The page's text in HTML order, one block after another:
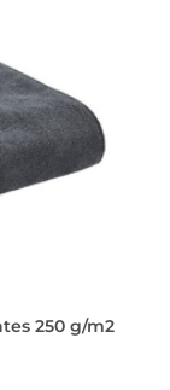
250 g/m2